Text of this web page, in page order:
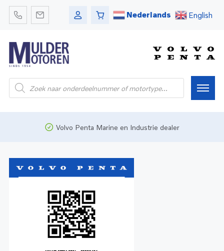
Nederlands English
Onderdelen
Bedrijfsvaart
Onderdelen
Volvo Penta Marine en Industrie dealer